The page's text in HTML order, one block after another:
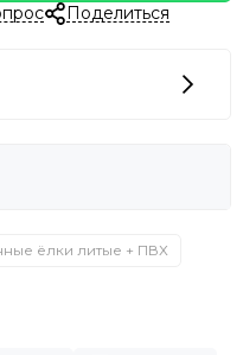
Поделиться
ёлки литые + ПВХ